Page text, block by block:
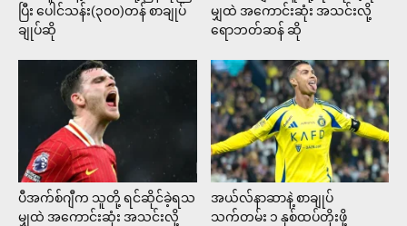
ပြီး ပေါင်သန်း(၃၀၀)တန် စာချုပ်
ချုပ်ဆို
မျှထဲ အကောင်းဆုံး အသင်းလို့
ရောဘတ်ဆန် ဆို
ပီအက်စ်ဂျီက သူတို့ ရင်ဆိုင်ခဲ့ရသ
မျှထဲ အကောင်းဆုံး အသင်းလို့
အယ်လ်နာဆာနဲ့ စာချုပ်
သက်တမ်း ၁ နှစ်ထပ်တိုးဖို့